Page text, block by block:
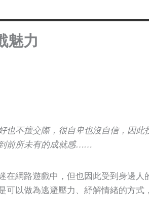
魅力
不擅交際，很自卑也沒自信，因
前所未有的成就感……
在網路遊戲中，但也因此受到身邊
以做為逃避壓力、紓解情緒的方式